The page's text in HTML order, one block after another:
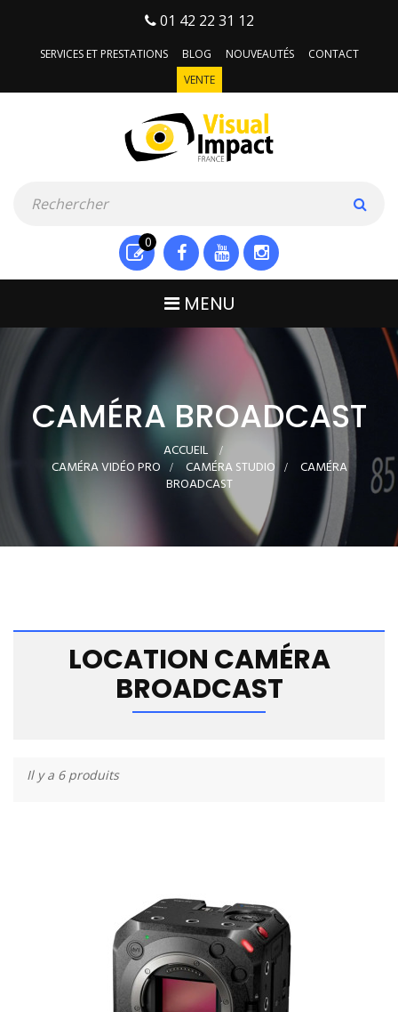
01 42 22 31 12
SERVICES ET PRESTATIONS BLOG NOUVEAUTÉS
CONTACT
VENTE
0
MENU
CAMÉRA BROADCAST
ACCUEIL >
CAMÉRA VIDÉO PRO > CAMÉRA STUDIO >
CAMÉRA
BROADCAST
LOCATION CAMÉRA
BROADCAST
Il y a 6 produits